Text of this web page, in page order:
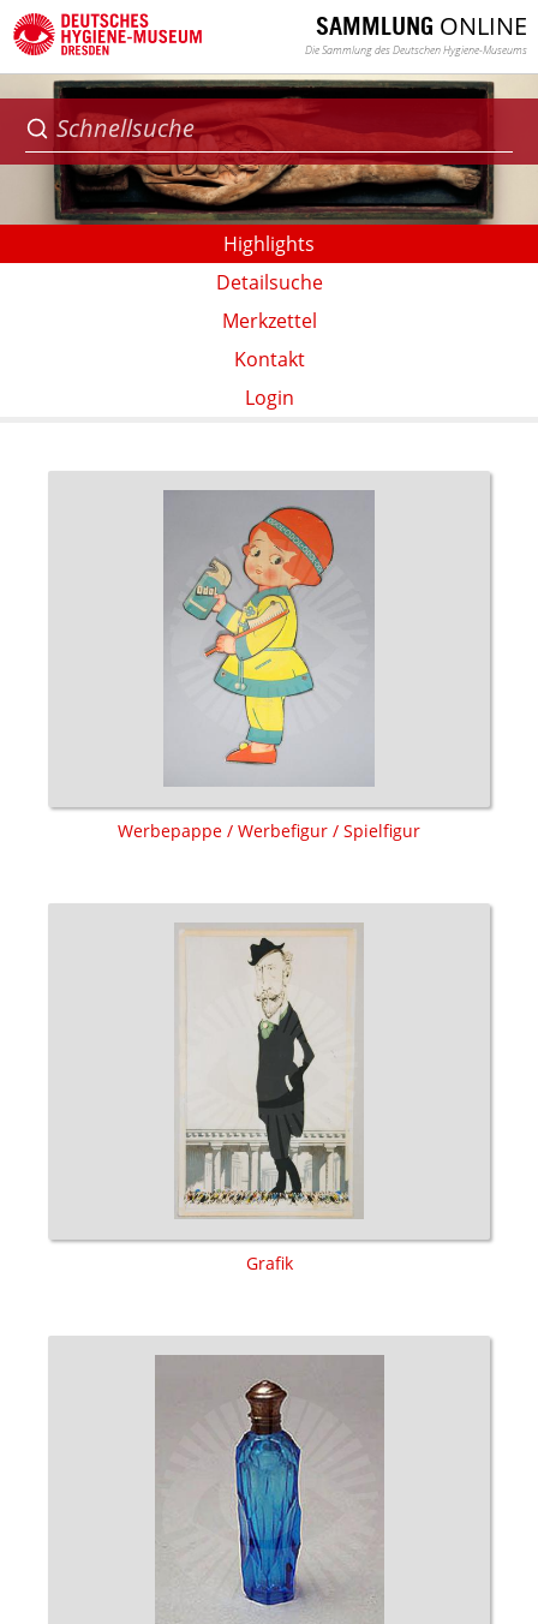
SAMMLUNG ONLINE
Die Sammlung des Deutschen Hygiene-Museums
Highlights
Detailsuche
Merkzettel
Kontakt
Login
Werbepappe / Werbefigur / Spielfigur
Grafik